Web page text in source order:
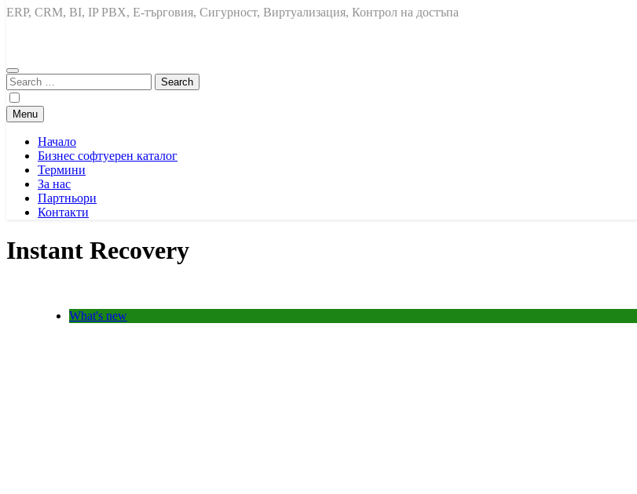
ERP, CRM, BI, IP PBX, Е-търговия, Сигурност, Виртуализация, Контрол на достъпа
Search
for:
Menu
Начало
Бизнес софтуерен каталог
Термини
За нас
Партньори
Контакти
Instant Recovery
What's new